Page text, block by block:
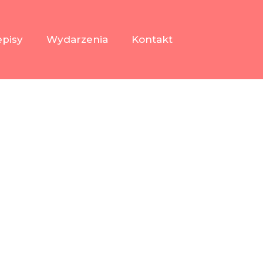
Wydarzenia Kontakt